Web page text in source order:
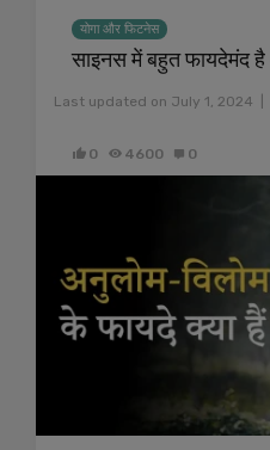
योगा और फिटनेस
साइनस में बहुत फायदेमंद है
Last updated on July 1, 2024
0 4600 0